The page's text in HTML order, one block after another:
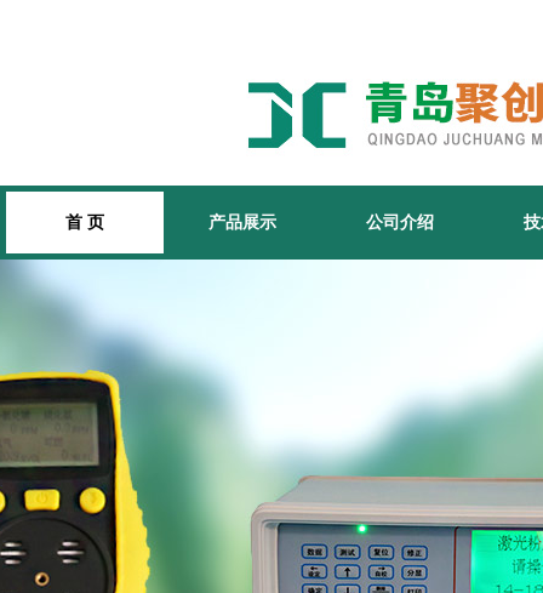
首 页 产品展示 公司介绍